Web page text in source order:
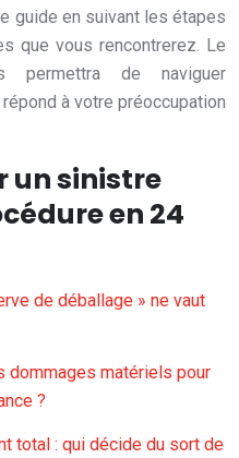
guide en suivant les étapes
que vous rencontrerez. Le
permettra de naviguer
à votre préoccupation
un sinistre
en 24
de déballage » ne vaut
dommages matériels pour
?
total : qui décide du sort de